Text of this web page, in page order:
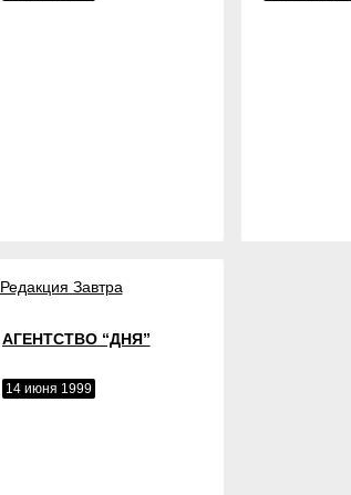
Редакция Завтра
АГЕНТСТВО “ДНЯ”
14 июня 1999